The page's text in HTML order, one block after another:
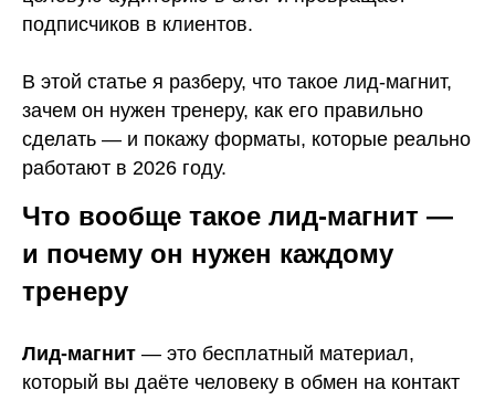
подписчиков в клиентов.
В этой статье я разберу, что такое лид-магнит,
зачем он нужен тренеру, как его правильно
сделать — и покажу форматы, которые реально
работают в 2026 году.
Что вообще такое лид-магнит —
и почему он нужен каждому
тренеру
Лид-магнит — это бесплатный материал,
который вы даёте человеку в обмен на контакт